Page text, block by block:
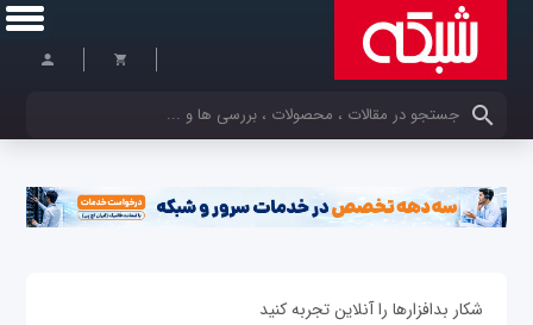
کلمات کلیدی خود را وارد کنید
شکار بدافزارها را آنلاین تجربه کنید